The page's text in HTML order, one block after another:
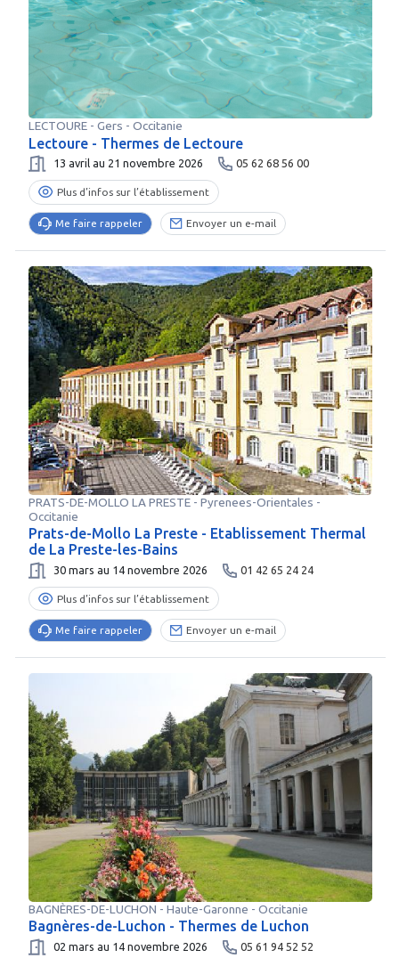
LECTOURE- Gers - Occitanie
Lectoure - Thermes de Lectoure
13 avril au 21 novembre 2026 05 62 68 56 00
Plus d’infos sur l’établissement
Me faire rappeler Envoyer un e-mail
PRATS-DE-MOLLO LA PRESTE- Pyrenees-Orientales -
Occitanie
Prats-de-Mollo La Preste - Etablissement Thermal
de La Preste-les-Bains
30 mars au 14 novembre 2026 01 42 65 24 24
Plus d’infos sur l’établissement
Me faire rappeler Envoyer un e-mail
BAGNÈRES-DE-LUCHON - Haute-Garonne - Occitanie
Bagnères-de-Luchon - Thermes de Luchon
02 mars au 14 novembre 2026 05 61 94 52 52